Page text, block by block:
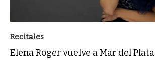
Recitales
Elena Roger vuelve a Mar del Plata